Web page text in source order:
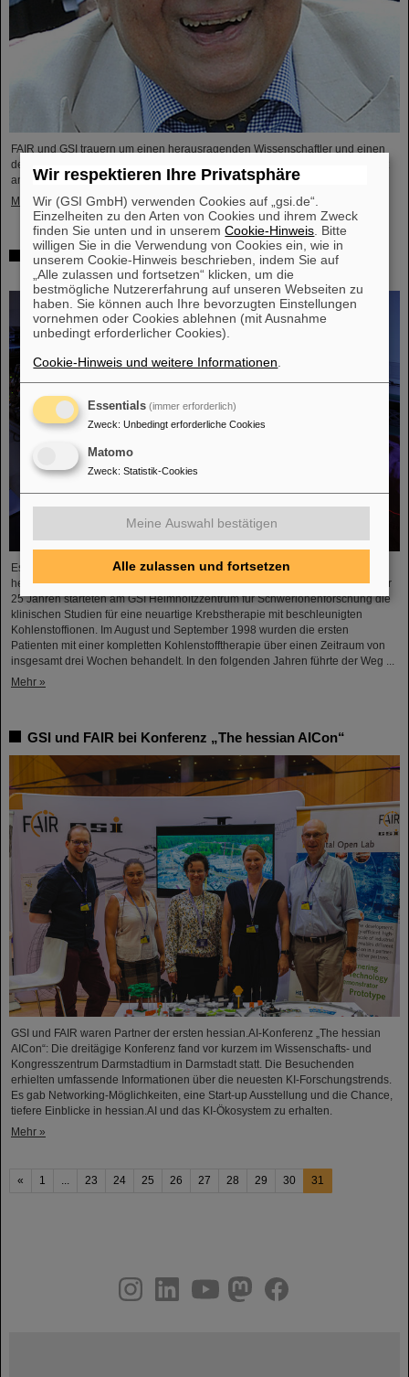
FAIR und GSI trauern um einen herausragenden Wissenschaftler und einen
der Wegbereiter für das FAIR-Projekt. Der indische Physiker Bikash Sinha ist
am 11. August im Alter von 78 Jahren von uns gegangen.
Mehr »
25 Jahre Tumortherapie: Präzise Waffen im Kampf gegen
den Krebs
Es war der Beginn einer Erfolgsgeschichte und ist bis heute ein
herausragendes Beispiel für vorbildlich gelungenen Technologietransfer: Vor
25 Jahren starteten am GSI Helmholtzzentrum für Schwerionenforschung die
klinischen Studien für eine neuartige Krebstherapie mit beschleunigten
Kohlenstoffionen. Im August und September 1998 wurden die ersten
Patienten mit einer kompletten Kohlenstofftherapie über einen Zeitraum von
insgesamt drei Wochen behandelt. In den folgenden Jahren führte der Weg ...
Mehr »
GSI und FAIR bei Konferenz „The hessian AICon“
GSI und FAIR waren Partner der ersten hessian.AI-Konferenz „The hessian
AICon“: Die dreitägige Konferenz fand vor kurzem im Wissenschafts- und
Kongresszentrum Darmstadtium in Darmstadt statt. Die Besuchenden
erhielten umfassende Informationen über die neuesten KI-Forschungstrends.
Es gab Networking-Möglichkeiten, eine Start-up Ausstellung und die Chance,
tiefere Einblicke in hessian.AI und das KI-Ökosystem zu erhalten.
Mehr »
« 1 ... 23 24 25 26 27 28 29 30 31
youtubehelmholtz.socialfacebook
Wir respektieren Ihre Privatsphäre
Wir (GSI GmbH) verwenden Cookies auf „gsi.de“.
Einzelheiten zu den Arten von Cookies und ihrem Zweck
finden Sie unten und in unseremCookie-Hinweis . Bitte
willigen Sie in die Verwendung von Cookies ein, wie in
unserem Cookie-Hinweis beschrieben, indem Sie auf
„Alle zulassen und fortsetzen“ klicken, um die
bestmögliche Nutzererfahrung auf unseren Webseiten zu
haben. Sie können auch Ihre bevorzugten Einstellungen
vornehmen oder Cookies ablehnen (mit Ausnahme
unbedingt erforderlicher Cookies).
Cookie-Hinweis und weitere Informationen
Essentials (immer erforderlich)
Zweck: Unbedingt erforderliche Cookies
Matomo
Zweck: Statistik-Cookies
Meine Auswahl bestätigen
Alle zulassen und fortsetzen